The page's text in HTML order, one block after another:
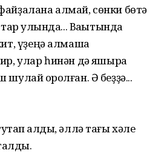
алмай, сөнки бөтә
ҡулында... Ваҡытында
үҙеңә алмашҡа
улар һинән дә яҡшыраҡ
ҡоролған. Ә беҙҙә...
ҡалды, әллә тағы хәле